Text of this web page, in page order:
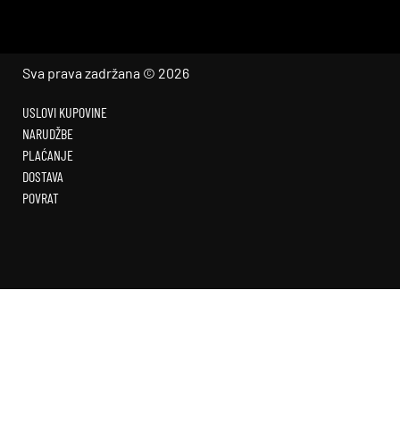
Sva prava zadržana © 2026
USLOVI KUPOVINE
NARUDŽBE
PLAĆANJE
DOSTAVA
POVRAT